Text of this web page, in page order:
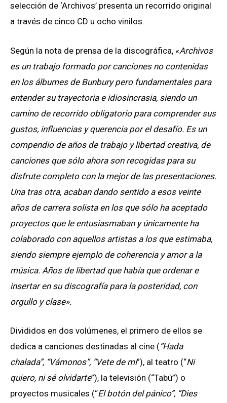
selección de ‘Archivos’ presenta un recorrido original
a través de cinco CD u ocho vinilos.
Según la nota de prensa de la discográfica, «Archivos
es un trabajo formado por canciones no contenidas
en los álbumes de Bunbury pero fundamentales para
entender su trayectoria e idiosincrasia, siendo un
camino de recorrido obligatorio para comprender sus
gustos, influencias y querencia por el desafío. Es un
compendio de años de trabajo y libertad creativa, de
canciones que sólo ahora son recogidas para su
disfrute completo con la mejor de las presentaciones.
Una tras otra, acaban dando sentido a esos veinte
años de carrera solista en los que sólo ha aceptado
proyectos que le entusiasmaban y únicamente ha
colaborado con aquellos artistas a los que estimaba,
siendo siempre ejemplo de coherencia y amor a la
música. Años de libertad que había que ordenar e
insertar en su discografía para la posteridad, con
orgullo y clase».
Divididos en dos volúmenes, el primero de ellos se
dedica a canciones destinadas al cine (“Hada
chalada”, “Vámonos”, “Vete de mí”), al teatro (“Ni
quiero, ni sé olvidarte”), la televisión (“Tabú”) o
proyectos musicales (“El botón del pánico”, “Dies